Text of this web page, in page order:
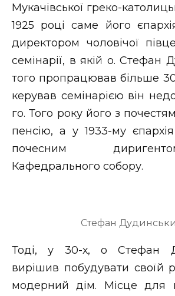
Мукачівської греко-
1925 році саме його
директором чоловічої
семінарії, в якій о. Стефан
того пропрацював більше
керував семінарією він
го. Того року його з
пенсію, а у 1933-му
почесним
Кафедрального собору.
Стефан
Тоді, у 30-х, о Стефан
вирішив побудувати своїй
модерний дім. Місце для